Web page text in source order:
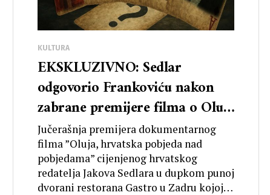
KULTURA
EKSKLUZIVNO: Sedlar
odgovorio Frankoviću nakon
zabrane premijere filma o Oluji
i Dubrovniku
Jučerašnja premijera dokumentarnog
filma ”Oluja, hrvatska pobjeda nad
pobjedama” cijenjenog hrvatskog
redatelja Jakova Sedlara u dupkom punoj
dvorani restorana Gastro u Zadru kojoj